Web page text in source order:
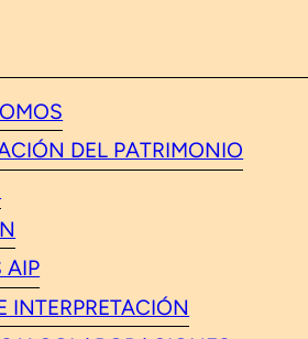
DEL PATRIMONIO
AIP
INTERPRETACIÓN